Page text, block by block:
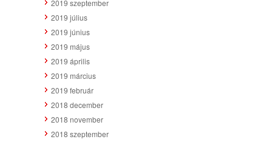
2019 szeptember
2019 július
2019 június
2019 május
2019 április
2019 március
2019 február
2018 december
2018 november
2018 szeptember